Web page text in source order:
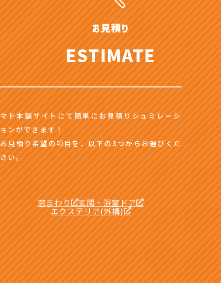
お見積り
ESTIMATE
マド本舗サイトにて簡単にお見積りシュミレーシ
ョンができます！
お見積り希望の項目を、以下の3つからお選びくだ
さい。
窓まわり 玄関・浴室ドア
エクステリア(外構)